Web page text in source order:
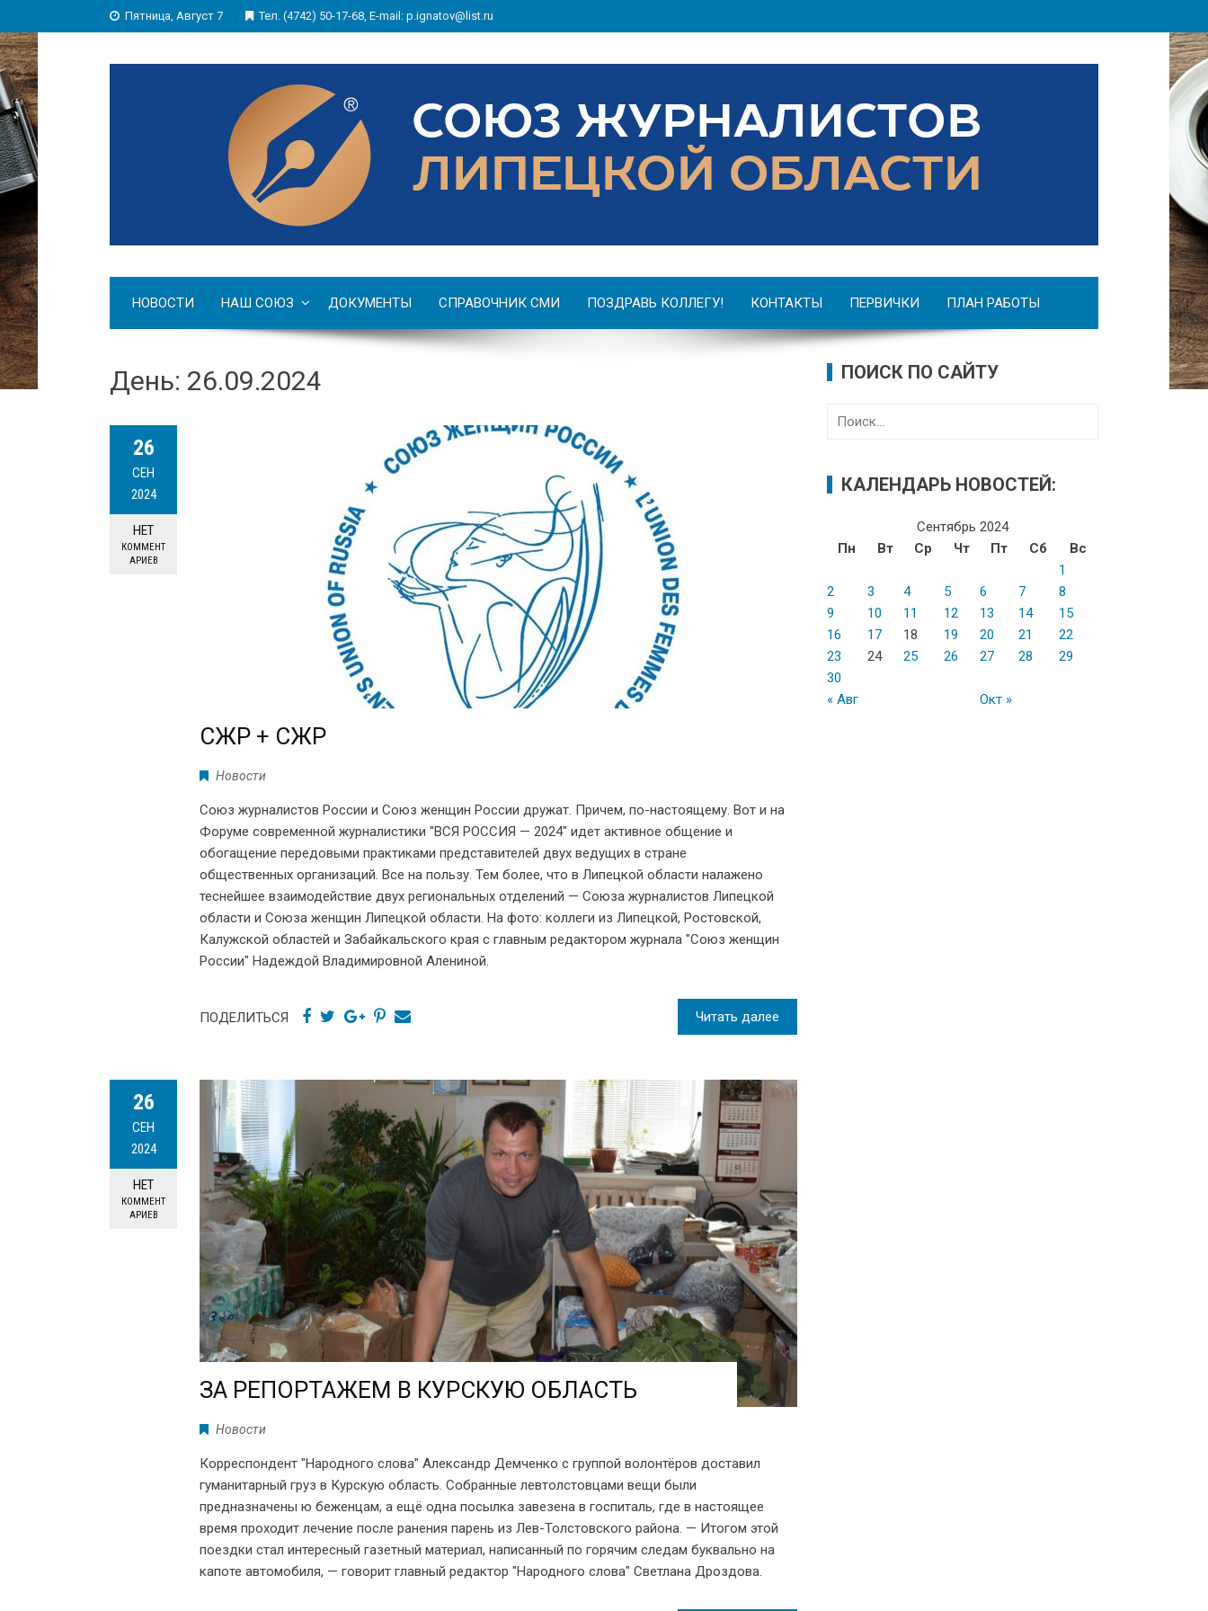
Пятница, Август 7 Тел. (4742) 50-17-68, E-mail: p.ignatov@list.ru
НОВОСТИ НАШ СОЮЗ ДОКУМЕНТЫ СПРАВОЧНИК СМИ ПОЗДРАВЬ КОЛЛЕГУ! КОНТАКТЫ ПЕРВИЧКИ ПЛАН РАБОТЫ
День: 26.09.2024
26
СЕН
2024
НЕТ
КОММЕНТ
АРИЕВ
СЖР + СЖР
Новости
Союз журналистов России и Союз женщин России дружат. Причем, по-настоящему. Вот и на
Форуме современной журналистики "ВСЯ РОССИЯ — 2024" идет активное общение и
обогащение передовыми практиками представителей двух ведущих в стране
общественных организаций. Все на пользу. Тем более, что в Липецкой области налажено
теснейшее взаимодействие двух региональных отделений — Союза журналистов Липецкой
области и Союза женщин Липецкой области. На фото: коллеги из Липецкой, Ростовской,
Калужской областей и Забайкальского края с главным редактором журнала "Союз женщин
России" Надеждой Владимировной Алениной.
Читать далее
ПОДЕЛИТЬСЯ
26
СЕН
2024
НЕТ
КОММЕНТ
АРИЕВ
ЗА РЕПОРТАЖЕМ В КУРСКУЮ ОБЛАСТЬ
Новости
Корреспондент "Народного слова" Александр Демченко с группой волонтёров доставил
гуманитарный груз в Курскую область. Собранные левтолстовцами вещи были
предназначены ю беженцам, а ещё одна посылка завезена в госпиталь, где в настоящее
время проходит лечение после ранения парень из Лев-Толстовского района. — Итогом этой
поездки стал интересный газетный материал, написанный по горячим следам буквально на
капоте автомобиля, — говорит главный редактор "Народного слова" Светлана Дроздова.
ПОИСК ПО САЙТУ
т
КАЛЕНДАРЬ НОВОСТЕЙ:
Сентябрь 2024
Пн
Вт Ср Чт Пт Сб Вс
« Авг Окт »
1
2
3 4 5 6 7
8
9
10 11 12 13 14
15
16
17 18 19 20 21
22
23
24 25 26 27 28
29
30